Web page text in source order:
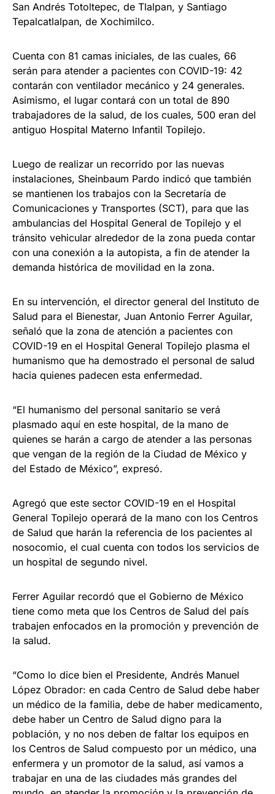
San Andrés Totoltepec, de Tlalpan, y Santiago
Tepalcatlalpan, de Xochimilco.
Cuenta con 81 camas iniciales, de las cuales, 66
serán para atender a pacientes con COVID-19: 42
contarán con ventilador mecánico y 24 generales.
Asimismo, el lugar contará con un total de 890
trabajadores de la salud, de los cuales, 500 eran del
antiguo Hospital Materno Infantil Topilejo.
Luego de realizar un recorrido por las nuevas
instalaciones, Sheinbaum Pardo indicó que también
se mantienen los trabajos con la Secretaría de
Comunicaciones y Transportes (SCT), para que las
ambulancias del Hospital General de Topilejo y el
tránsito vehicular alrededor de la zona pueda contar
con una conexión a la autopista, a fin de atender la
demanda histórica de movilidad en la zona.
En su intervención, el director general del Instituto de
Salud para el Bienestar, Juan Antonio Ferrer Aguilar,
señaló que la zona de atención a pacientes con
COVID-19 en el Hospital General Topilejo plasma el
humanismo que ha demostrado el personal de salud
hacia quienes padecen esta enfermedad.
“El humanismo del personal sanitario se verá
plasmado aquí en este hospital, de la mano de
quienes se harán a cargo de atender a las personas
que vengan de la región de la Ciudad de México y
del Estado de México”, expresó.
Agregó que este sector COVID-19 en el Hospital
General Topilejo operará de la mano con los Centros
de Salud que harán la referencia de los pacientes al
nosocomio, el cual cuenta con todos los servicios de
un hospital de segundo nivel.
Ferrer Aguilar recordó que el Gobierno de México
tiene como meta que los Centros de Salud del país
trabajen enfocados en la promoción y prevención de
la salud.
“Como lo dice bien el Presidente, Andrés Manuel
López Obrador: en cada Centro de Salud debe haber
un médico de la familia, debe de haber medicamento,
debe haber un Centro de Salud digno para la
población, y no nos deben de faltar los equipos en
los Centros de Salud compuesto por un médico, una
enfermera y un promotor de la salud, así vamos a
trabajar en una de las ciudades más grandes del